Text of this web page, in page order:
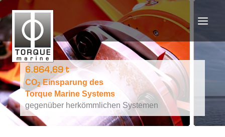
Inhalt
springen
6.864,69 t
CO2 Einsparung des
Torque Marine Systems
gegenüber herkömmlichen Systemen